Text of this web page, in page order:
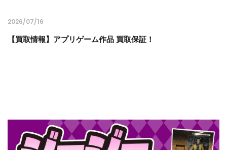
2026/07/16
【買取情報】アプリゲーム作品 買取保証！